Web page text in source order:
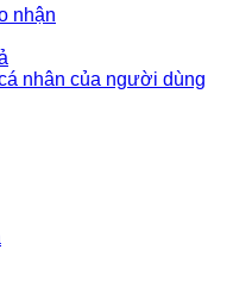
nhận
nhân của người dùng